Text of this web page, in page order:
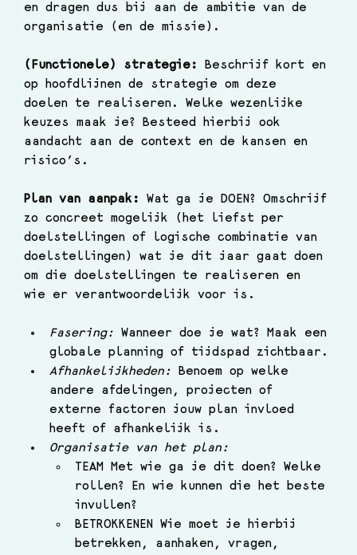
en dragen dus bij aan de ambitie van de
organisatie (en de missie).
(Functionele) strategie:
Beschrijf kort en
op hoofdlijnen de strategie om deze
doelen te realiseren. Welke wezenlijke
keuzes maak je? Besteed hierbij ook
aandacht aan de context en de kansen en
risico’s.
Plan van aanpak: Wat ga je DOEN? Omschrijf
zo concreet mogelijk (het liefst per
doelstellingen of logische combinatie van
doelstellingen) wat je dit jaar gaat doen
om die doelstellingen te realiseren en
wie er verantwoordelijk voor is.
Fasering: Wanneer doe je wat? Maak een
globale planning of tijdspad zichtbaar.
Afhankelijkheden:
Benoem op welke
andere afdelingen, projecten of
externe factoren jouw plan invloed
heeft of afhankelijk is.
Organisatie van het plan:
TEAM Met wie ga je dit doen? Welke
rollen? En wie kunnen die het beste
invullen?
BETROKKENEN Wie moet je hierbij
betrekken, aanhaken, vragen,